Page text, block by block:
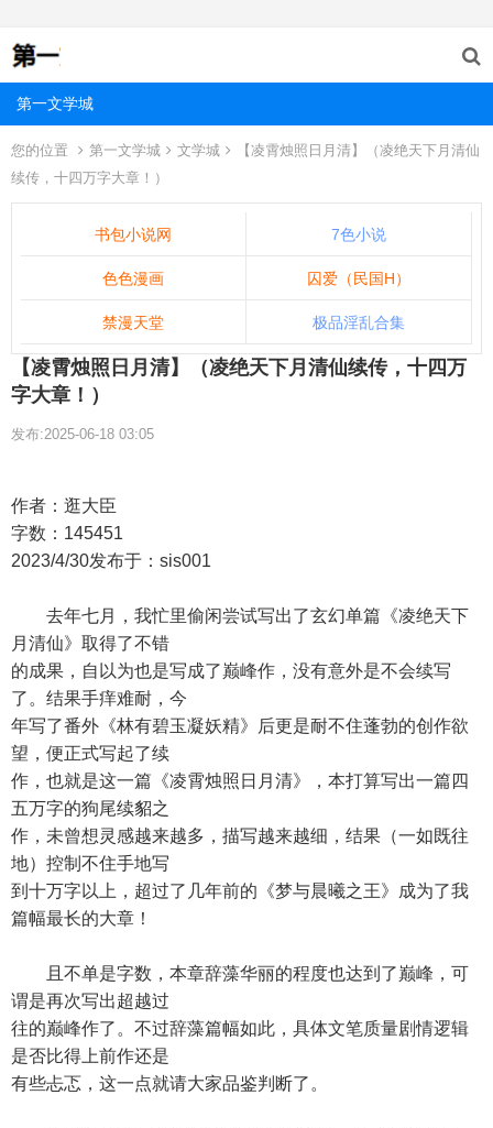
第一文学城
您的位置 第一文学城 文学城
【凌霄烛照日月清】（凌绝天下月清仙
续传，十四万字大章！）
书包小说网 7色小说
色色漫画 囚爱（民国H）
禁漫天堂 极品淫乱合集
【凌霄烛照日月清】（凌绝天下月清仙续传，十四万
字大章！）
发布:2025-06-18 03:05
作者：逛大臣
字数：145451
2023/4/30发布于：sis001
去年七月，我忙里偷闲尝试写出了玄幻单篇《凌绝天下
月清仙》取得了不错
的成果，自以为也是写成了巅峰作，没有意外是不会续写
了。结果手痒难耐，今
年写了番外《林有碧玉凝妖精》后更是耐不住蓬勃的创作欲
望，便正式写起了续
作，也就是这一篇《凌霄烛照日月清》，本打算写出一篇四
五万字的狗尾续貂之
作，未曾想灵感越来越多，描写越来越细，结果（一如既往
地）控制不住手地写
到十万字以上，超过了几年前的《梦与晨曦之王》成为了我
篇幅最长的大章！
且不单是字数，本章辞藻华丽的程度也达到了巅峰，可
谓是再次写出超越过
往的巅峰作了。不过辞藻篇幅如此，具体文笔质量剧情逻辑
是否比得上前作还是
有些忐忑，这一点就请大家品鉴判断了。